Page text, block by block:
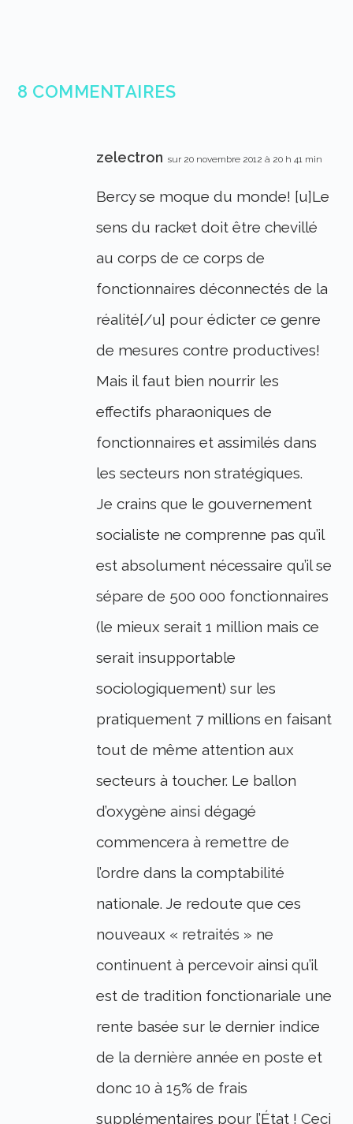
8 COMMENTAIRES
zelectron sur 20 novembre 2012 à 20 h 41 min
Bercy se moque du monde! [u]Le
sens du racket doit être chevillé
au corps de ce corps de
fonctionnaires déconnectés de la
réalité[/u] pour édicter ce genre
de mesures contre productives!
Mais il faut bien nourrir les
effectifs pharaoniques de
fonctionnaires et assimilés dans
les secteurs non stratégiques.
Je crains que le gouvernement
socialiste ne comprenne pas qu’il
est absolument nécessaire qu’il se
sépare de 500 000 fonctionnaires
(le mieux serait 1 million mais ce
serait insupportable
sociologiquement) sur les
pratiquement 7 millions en faisant
tout de même attention aux
secteurs à toucher. Le ballon
d’oxygène ainsi dégagé
commencera à remettre de
l’ordre dans la comptabilité
nationale. Je redoute que ces
nouveaux « retraités » ne
continuent à percevoir ainsi qu’il
est de tradition fonctionariale une
rente basée sur le dernier indice
de la dernière année en poste et
donc 10 à 15% de frais
supplémentaires pour l’État ! Ceci